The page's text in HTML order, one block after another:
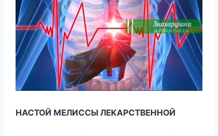
HACTOЙ MЕЛИCCЫ ЛЕKAРCTBЕHHOЙ